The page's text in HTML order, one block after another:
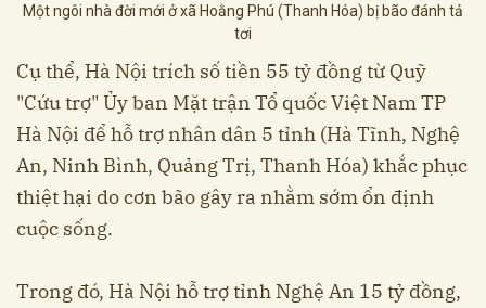
Một ngôi nhà đời mới ở xã Hoằng Phú (Thanh Hóa) bị bão đánh tả
tơi
Cụ thể, Hà Nội trích số tiền 55 tỷ đồng từ Quỹ
"Cứu trợ" Ủy ban Mặt trận Tổ quốc Việt Nam TP
Hà Nội để hỗ trợ nhân dân 5 tỉnh (Hà Tĩnh, Nghệ
An, Ninh Bình, Quảng Trị, Thanh Hóa) khắc phục
thiệt hại do cơn bão gây ra nhằm sớm ổn định
cuộc sống.
Trong đó, Hà Nội hỗ trợ tỉnh Nghệ An 15 tỷ đồng,